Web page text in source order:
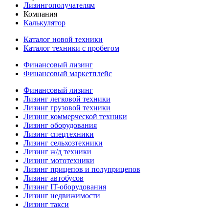
Лизингополучателям
Компания
Калькулятор
Каталог новой техники
Каталог техники с пробегом
Финансовый лизинг
Финансовый маркетплейс
Финансовый лизинг
Лизинг легковой техники
Лизинг грузовой техники
Лизинг коммерческой техники
Лизинг оборудования
Лизинг спецтехники
Лизинг сельхозтехники
Лизинг ж/д техники
Лизинг мототехники
Лизинг прицепов и полуприцепов
Лизинг автобусов
Лизинг IT-оборудования
Лизинг недвижимости
Лизинг такси